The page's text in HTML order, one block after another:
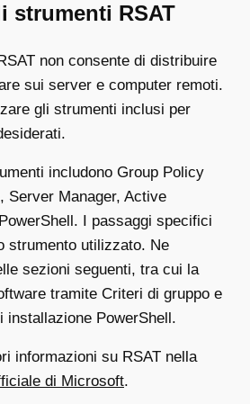
strumenti RSAT
non consente di distribuire
sui server e computer remoti.
gli strumenti inclusi per
includono Group Policy
Server Manager, Active
I passaggi specifici
strumento utilizzato. Ne
sezioni seguenti, tra cui la
tramite Criteri di gruppo e
installazione PowerShell.
informazioni su RSAT nella
di Microsoft.